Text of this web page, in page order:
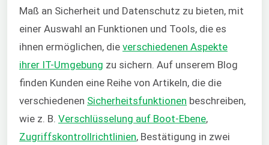
Maß an Sicherheit und Datenschutz zu bieten, mit
einer Auswahl an Funktionen und Tools, die es
ihnen ermöglichen, die verschiedenen Aspekte
ihrer IT-Umgebung zu sichern. Auf unserem Blog
finden Kunden eine Reihe von Artikeln, die die
verschiedenen Sicherheitsfunktionen beschreiben,
wie z. B. Verschlüsselung auf Boot-Ebene,
Zugriffskontrollrichtlinien, Bestätigung in zwei